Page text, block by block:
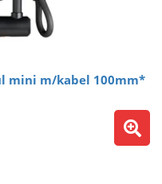
mini m/kabel 100mm*